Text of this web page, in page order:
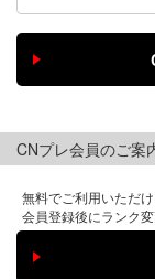
CNプレ会員のご案
無料でご利用いただ
会員登録後にランク